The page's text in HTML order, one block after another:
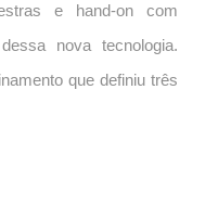
e hand-on com
nova tecnologia.
que definiu três